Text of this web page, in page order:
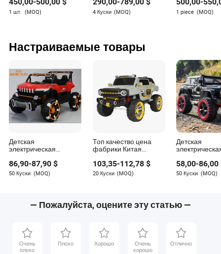
для детей ярких
цветов
450,00-500,00 $
1 шт. (MOQ)
игрового автомата
для детей и
родителей
290,00-789,00$
4 Куски (MOQ)
скутере
машина для
500,00-
1 piece (MOQ)
Настраиваемые товары
Детская
электрическая
колесами,
дистанционное
управление,
мужчин и женщин,
детская
86,90-87,90 $
50 Куски (MOQ)
Топ качество цена
фабрики Китая
электрическая
игрушечная машина
электрические гонки
автомобиль для
катания малыш может
103,35-112,78$
20 Куски (MOQ)
Детская
двойным
игрушечная
питанием Kc-
58,00-86,00
50 Куски (MOQ)
— Пожалуйста, оцените эту статью —
Очень
плохо
Плохо Хорошо
Очень
хорошо
Отлично